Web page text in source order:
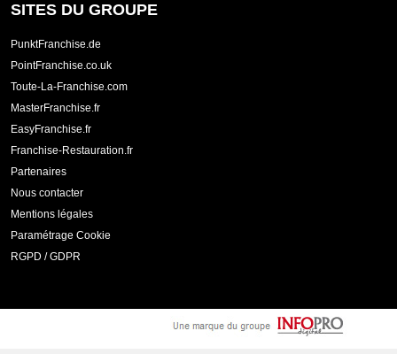
SITES DU GROUPE
PunktFranchise.de
PointFranchise.co.uk
Toute-La-Franchise.com
MasterFranchise.fr
EasyFranchise.fr
Franchise-Restauration.fr
Partenaires
Nous contacter
Mentions légales
Paramétrage Cookie
RGPD / GDPR